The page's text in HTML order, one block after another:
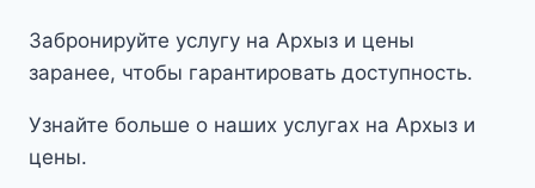
Забронируйте услугу на Архыз и цены
заранее, чтобы гарантировать доступность.
Узнайте больше о наших услугах на Архыз и
цены.